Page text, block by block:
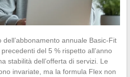
annuale Basic-Fit
del 5 % rispetto all’anno
stabilità dell’offerta di servizi. Le
invariate, ma la formula Flex non